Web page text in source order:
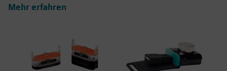
Mehr erfahren